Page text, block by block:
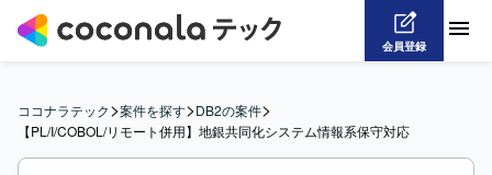
会員登録
ココナラテック>案件を探す>DB2の案件>
【PL/I/COBOL/リモート併用】地銀共同化システム情報系保守対応